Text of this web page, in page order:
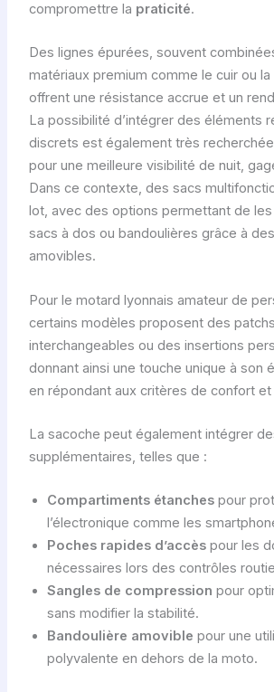
compromettre la praticité.
Des lignes épurées, souvent
matériaux premium comme le cuir ou
offrent une résistance accrue et un
La possibilité d’intégrer des éléments
discrets est également très
pour une meilleure visibilité de nuit,
Dans ce contexte, des sacs
lot, avec des options permettant de
sacs à dos ou bandoulières grâce à
amovibles.
Pour le motard lyonnais amateur de
certains modèles proposent des patchs
interchangeables ou des insertions
donnant ainsi une touche unique à son
en répondant aux critères de confort
La sacoche peut également intégrer
supplémentaires, telles que :
Compartiments étanchespour
l’électronique comme les
Poches rapides d’accèspour les
nécessaires lors des contrôles
Sangles de compression pour
sans modifier la stabilité.
Bandoulière amovible pour une
polyvalente en dehors de la moto.